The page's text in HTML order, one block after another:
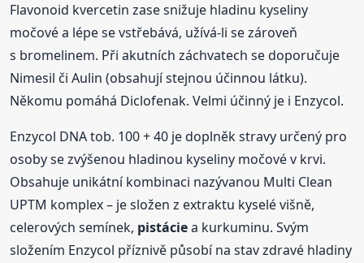
Flavonoid kvercetin zase snižuje hladinu kyseliny
močové a lépe se vstřebává, užívá-li se zároveň
s bromelinem. Při akutních záchvatech se doporučuje
Nimesil či Aulin (obsahují stejnou účinnou látku).
Někomu pomáhá Diclofenak. Velmi účinný je i Enzycol.
Enzycol DNA tob. 100 + 40 je doplněk stravy určený pro
osoby se zvýšenou hladinou kyseliny močové v krvi.
Obsahuje unikátní kombinaci nazývanou Multi Clean
UPTM komplex – je složen z extraktu kyselé višně,
celerových semínek, pistáciea kurkuminu. Svým
složením Enzycol příznivě působí na stav zdravé hladiny